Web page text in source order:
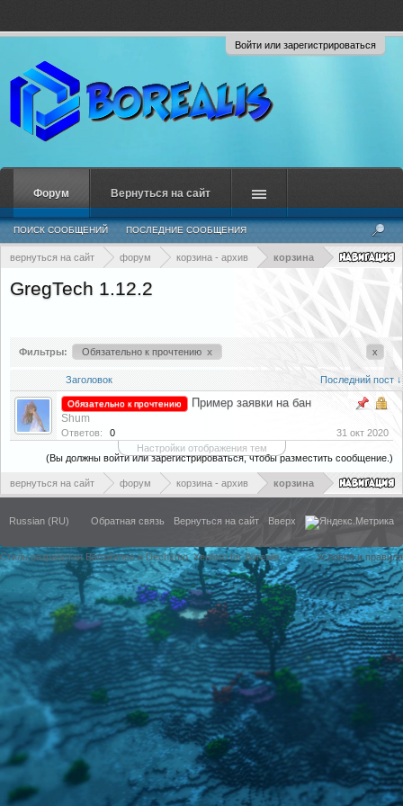
Войти или зарегистрироваться
вернуться на сайт форум корзина - архив корзина
GregTech 1.12.2
Фильтры: Обязательно к прочтению x x
Заголовок Последний пост ↓
Обязательно к прочтению Пример заявки на бан
Shum
Ответов: 0
31 окт 2020
Настройки отображения тем
(Вы должны войти или зарегистрироваться, чтобы разместить сообщение.)
вернуться на сайт форум корзина - архив корзина
Форум
ПОИСК СООБЩЕНИЙ ПОСЛЕДНИЕ СООБЩЕНИЯ
Вернуться на сайт
Russian (RU) Обратная связь Вернуться на сайт Вверх
Стиль разработан Bartolomeo и Dech1moXenforo for Borealis Условия и правила